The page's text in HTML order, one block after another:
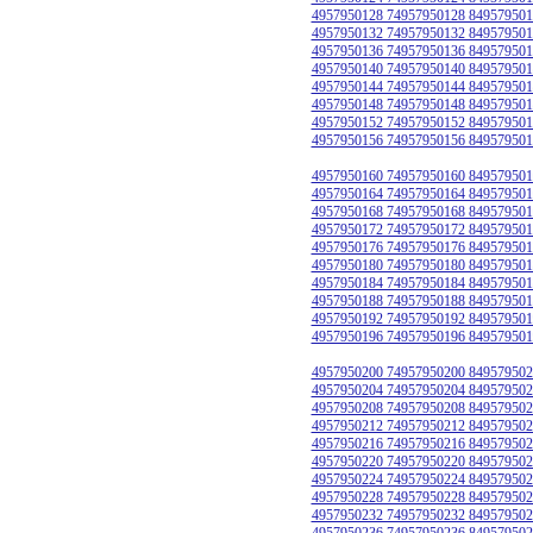
4957950128 74957950128
4957950132 74957950132
4957950136 74957950136
4957950140 74957950140
4957950144 74957950144
4957950148 74957950148
4957950152 74957950152
4957950156 74957950156
4957950160 74957950160
4957950164 74957950164
4957950168 74957950168
4957950172 74957950172
4957950176 74957950176
4957950180 74957950180
4957950184 74957950184
4957950188 74957950188
4957950192 74957950192
4957950196 74957950196
4957950200 74957950200
4957950204 74957950204
4957950208 74957950208
4957950212 74957950212
4957950216 74957950216
4957950220 74957950220
4957950224 74957950224
4957950228 74957950228
4957950232 74957950232